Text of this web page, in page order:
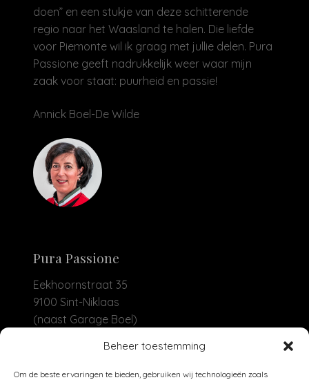
Beheer toestemming
Om de beste ervaringen te bieden, gebruiken wij technologieën zoals
doen” en een stukje van deze schitterende
regio naar het Waasland te halen. Die liefde
voor Piemonte wil ik graag met jullie delen. Pura
Passione geeft nadrukkelijk weer waar mijn
zaak voor staat: puurheid en passie!
Annick Boel-De Wilde
Pura Passione
Eekhoornstraat 35
9100 Sint-Niklaas
(naast Garage Boel)
+32 479 93 04 30
info@purapassione.be